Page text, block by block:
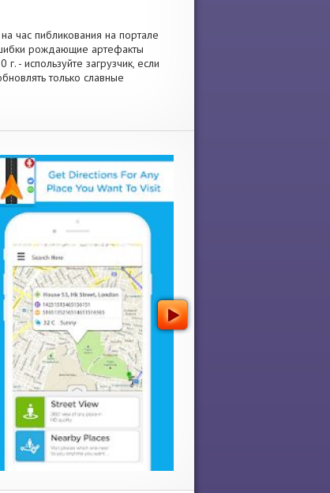
час пибликования на портале
рождающие артефакты
- используйте загрузчик, если
только славные